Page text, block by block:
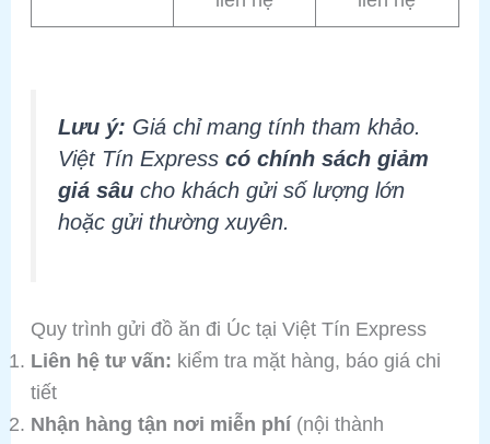
Lưu ý: Giá chỉ mang tính tham khảo.
Việt Tín Express có chính sách giảm
giá sâucho khách gửi số lượng lớn
hoặc gửi thường xuyên.
Quy trình gửi đồ ăn đi Úc tại Việt Tín Express
Liên hệ tư vấn: kiểm tra mặt hàng, báo giá chi
tiết
Nhận hàng tận nơi miễn phí(nội thành